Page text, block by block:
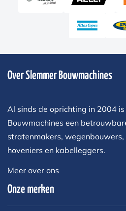
Over Slemmer Bouwmachines
Al sinds de oprichting in 2004
Bouwmachines een
stratenmakers,
hoveniers en kabelleggers.
Meer over ons
Onze merken